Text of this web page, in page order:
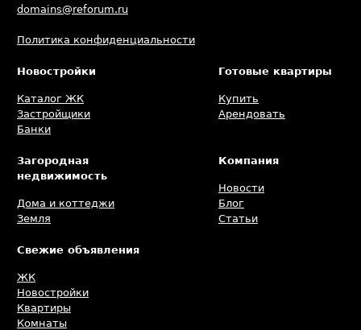
domains@reforum.ru
Политика конфиденциальности
Новостройки
Каталог ЖК
Застройщики
Банки
Готовые квартиры
Купить
Арендовать
Загородная
недвижимость
Дома и коттеджи
Земля
Компания
Новости
Блог
Статьи
Свежие объявления
ЖК
Новостройки
Квартиры
Комнаты